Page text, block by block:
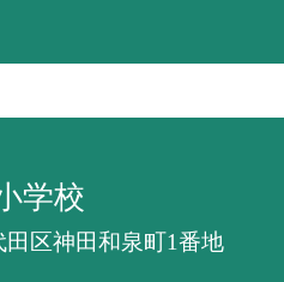
学校
田区神田和泉町1番地